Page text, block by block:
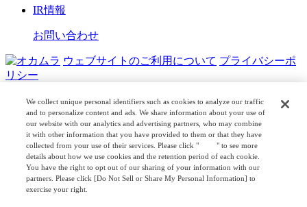
IR情報
お問い合わせ
ウェブサイトのご利用について プライバシーポ
リシー
COPYRIGHT © OKAMURA CORPORATION. ALL RIGHTS
RESERVED.
日本公式 企業広報
We collect unique personal identifiers such as cookies to analyze our traffic
and to personalize content and ads. We share information about your use of
our website with our analytics and advertising partners, who may combine
it with other information that you have provided to them or that they have
collected from your use of their services. Please click "
here" to see more
details about how we use cookies and the retention period of each cookie.
You have the right to opt out of our sharing of your information with our
partners. Please click [Do Not Sell or Share My Personal Information] to
exercise your right.